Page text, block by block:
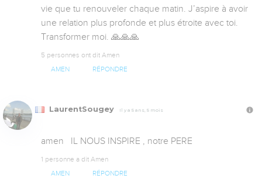
vie que tu renouveler chaque matin. J’aspire à avoir
une relation plus profonde et plus étroite avec toi.
Transformer moi. 🙏🙏🙏
5 personnes ont dit Amen
AMEN RÉPONDRE
LaurentSougey Il y a 5 ans, 5 mois
amen   IL NOUS INSPIRE , notre PERE
1 personne a dit Amen
AMEN RÉPONDRE